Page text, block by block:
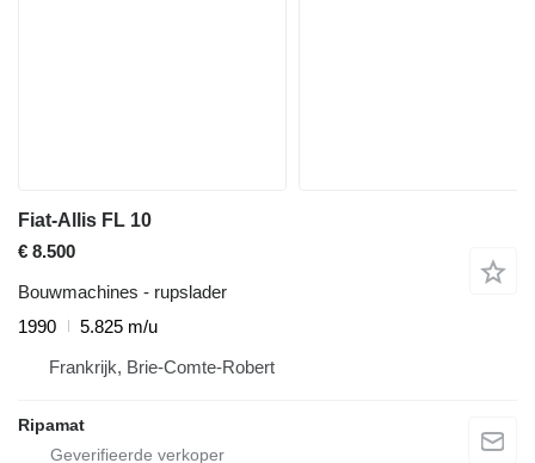
Fiat-Allis FL 10
€ 8.500
Bouwmachines - rupslader
1990
5.825 m/u
Frankrijk, Brie-Comte-Robert
Ripamat